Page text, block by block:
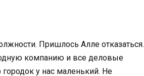
Пришлось Алле отказаться.
компанию и все деловые
у нас маленький. Не